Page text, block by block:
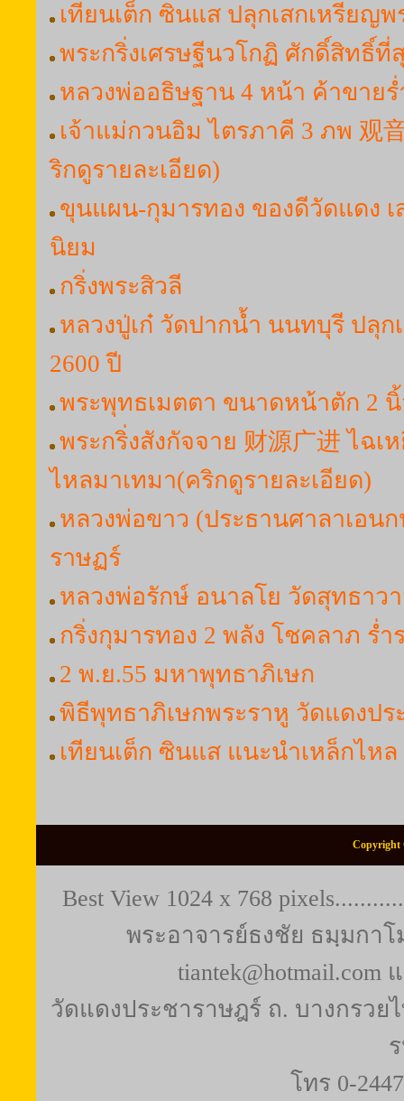
เทียนเต็ก ซินแส ปลุกเสกเหรียญ
พระกริ่งเศรษฐีนวโกฏิ ศักดิ์สิทธิ์ที่
หลวงพ่ออธิษฐาน 4 หน้า ค้าขายร่
เจ้าแม่กวนอิม ไตรภาคี 3 ภพ 观
ริกดูรายละเอียด)
ขุนแผน-กุมารทอง ของดีวัดแดง
นิยม
กริ่งพระสิวลี
หลวงปู่เก๋ วัดปากน้ำ นนทบุรี ปลุก
2600 ปี
พระพุทธเมตตา ขนาดหน้าตัก 2
พระกริ่งสังกัจจาย 财源广进 ไฉเ
ไหลมาเทมา(คริกดูรายละเอียด)
หลวงพ่อขาว (ประธานศาลาเอน
ราษฏร์
หลวงพ่อรักษ์ อนาลโย วัดสุทธาว
กริ่งกุมารทอง 2 พลัง โชคลาภ ร่ำ
2 พ.ย.55 มหาพุทธาภิเษก
พิธีพุทธาภิเษกพระราหู วัดแดงปร
เทียนเต็ก ซินแส แนะนำเหล็กไห
Copyright
Best View 1024 x 768
พระอาจารย์ธงชัย ธมฺมกาโ
tiantek@hotmail.com
วัดแดงประชาราษฎร์ ถ. บางกรวย
โทร 0-